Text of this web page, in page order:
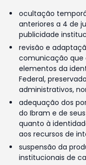
ocultação
anteriores a 4 de
publicidade
revisão e
comunicação que
elementos da
Federal,
administrativos,
adequação dos
do Ibram e de
quanto à
aos recursos de
suspensão da
institucionais de